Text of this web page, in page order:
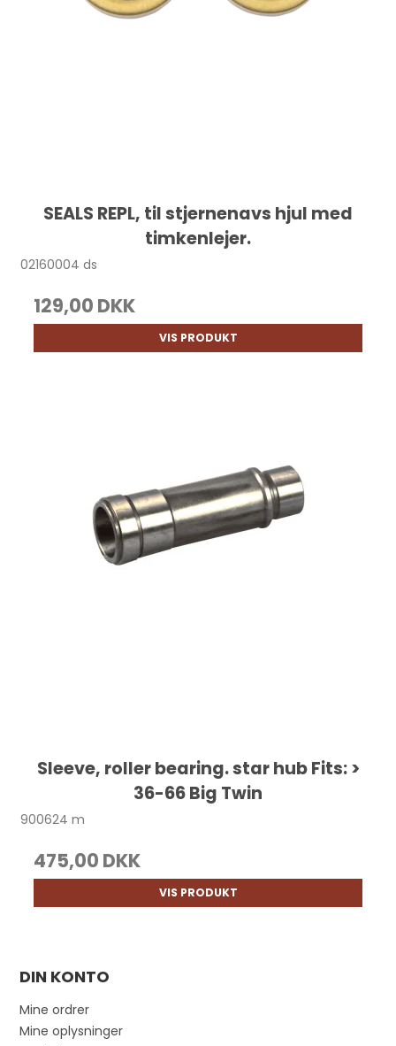
SEALS REPL, til stjernenavs hjul med
timkenlejer.
02160004 ds
129,00 DKK
VIS PRODUKT
Sleeve, roller bearing. star hub Fits: >
36-66 Big Twin
900624 m
475,00 DKK
VIS PRODUKT
DIN KONTO
Mine ordrer
Mine oplysninger